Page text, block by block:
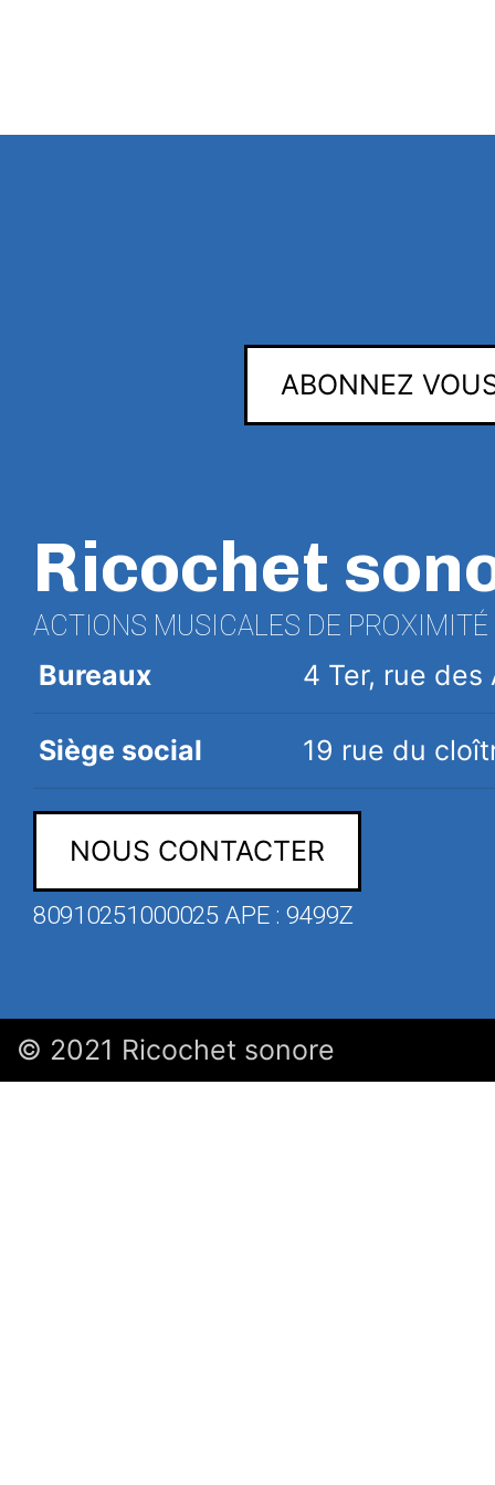
ABONNEZ
Ricochet
ACTIONS MUSICALES DE PROXIMITÉ
Bureaux 4 Ter, rue des
Siège social 19 rue du
NOUS CONTACTER
80910251000025 APE : 9499Z
© 2021 Ricochet sonore